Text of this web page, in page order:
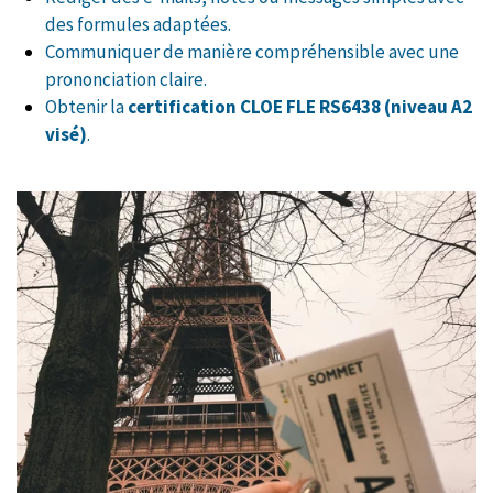
des formules adaptées.
Communiquer de manière compréhensible avec une
prononciation claire.
Obtenir lacertification CLOE FLE RS6438 (niveau A2
visé).